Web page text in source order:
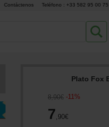
Contáctenos Teléfono : +33 582 95 00 75
Plato Fox
8,90€ -11%
7,90€